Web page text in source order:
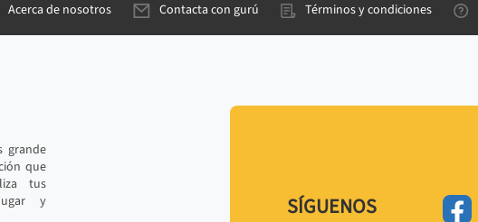
Acerca de nosotros Contacta con gurú Términos y condiciones
grande
que
tus
y
SÍGUENOS